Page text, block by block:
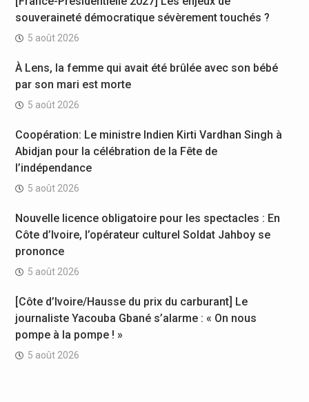
souveraineté démocratique sévèrement touchés ?
5 août 2026
À Lens, la femme qui avait été brûlée avec son bébé
par son mari est morte
5 août 2026
Coopération: Le ministre Indien Kirti Vardhan Singh à
Abidjan pour la célébration de la Fête de
l’indépendance
5 août 2026
Nouvelle licence obligatoire pour les spectacles : En
Côte d’Ivoire, l’opérateur culturel Soldat Jahboy se
prononce
5 août 2026
[Côte d’Ivoire/Hausse du prix du carburant] Le
journaliste Yacouba Gbané s’alarme : « On nous
pompe à la pompe ! »
5 août 2026